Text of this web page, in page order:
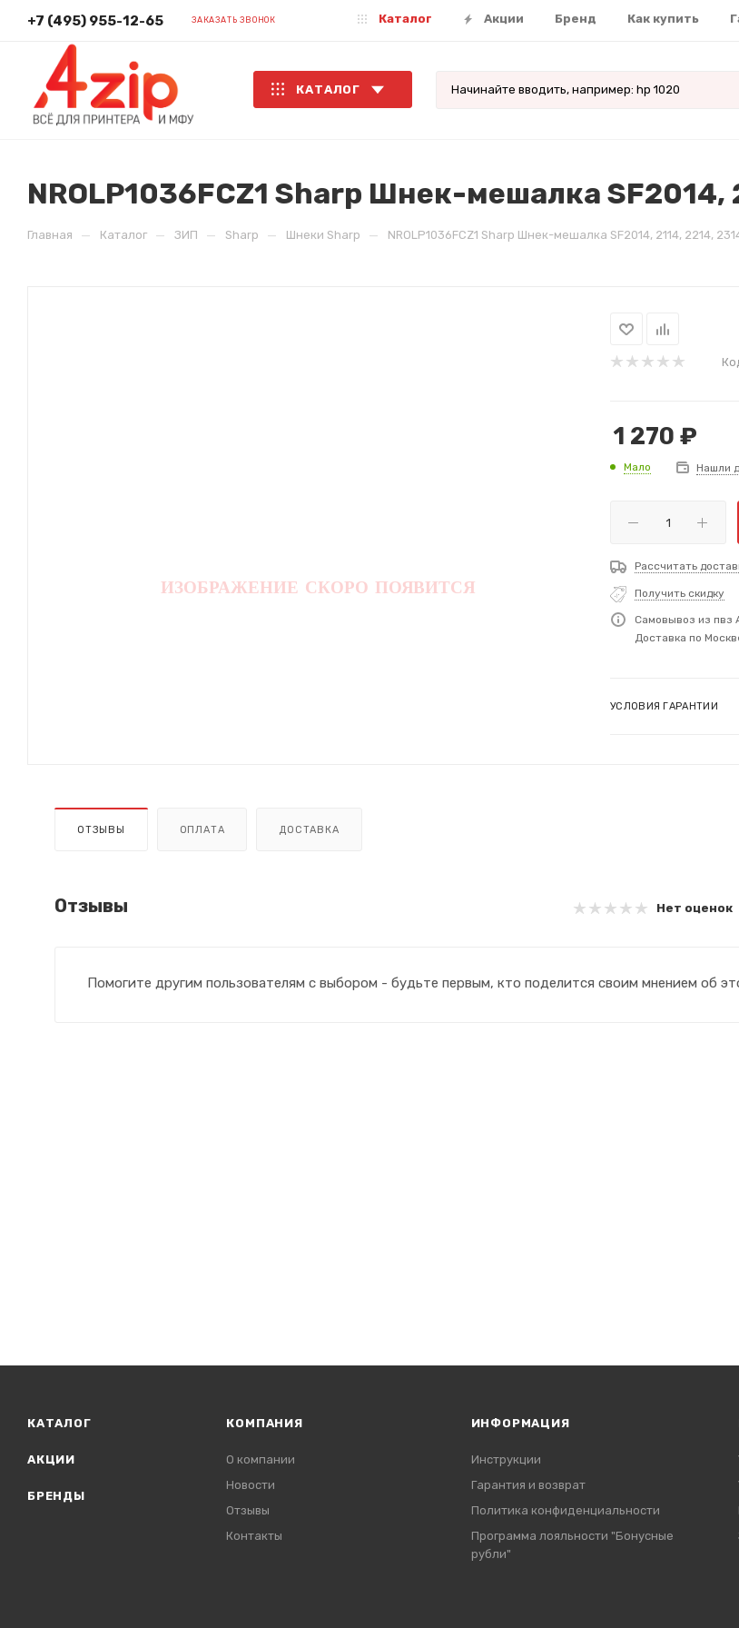
+7 (495) 955-12-65 ЗАКАЗАТЬ ЗВОНОК Каталог Акции Бренд Как купить
КАТАЛОГ
NROLP1036FCZ1 Sharp Шнек-мешалка SF2014,
Главная — Каталог — ЗИП — Sharp — Шнеки Sharp — NROLP1036FCZ1 Sharp Шнек-мешалка SF2014, 2114, 2214,
1 270 ₽
Мало Нашли
Рассчитать
Получить скидку
Самовывоз из пвз
Доставка по
УСЛОВИЯ ГАРАНТИИ
ОТЗЫВЫ ОПЛАТА ДОСТАВКА
Отзывы Нет оценок
Помогите другим пользователям с выбором - будьте первым, кто поделится своим мнением об
КАТАЛОГ
АКЦИИ
БРЕНДЫ
КОМПАНИЯ
О компании
Новости
Отзывы
Контакты
ИНФОРМАЦИЯ
Инструкции
Гарантия и возврат
Политика конфиденциальности
Программа лояльности "Бонусные
рубли"